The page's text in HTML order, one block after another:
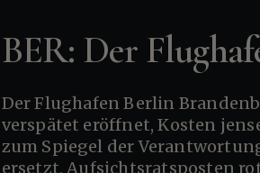
BER: Der
Der Flughafen Berlin Brandenburg (BER) ist das Bau-Epos unserer Generation: neun bis zehn Jahre
verspätet eröffnet, Kosten
zum Spiegel der
ersetzt, Aufsichtsratsposten